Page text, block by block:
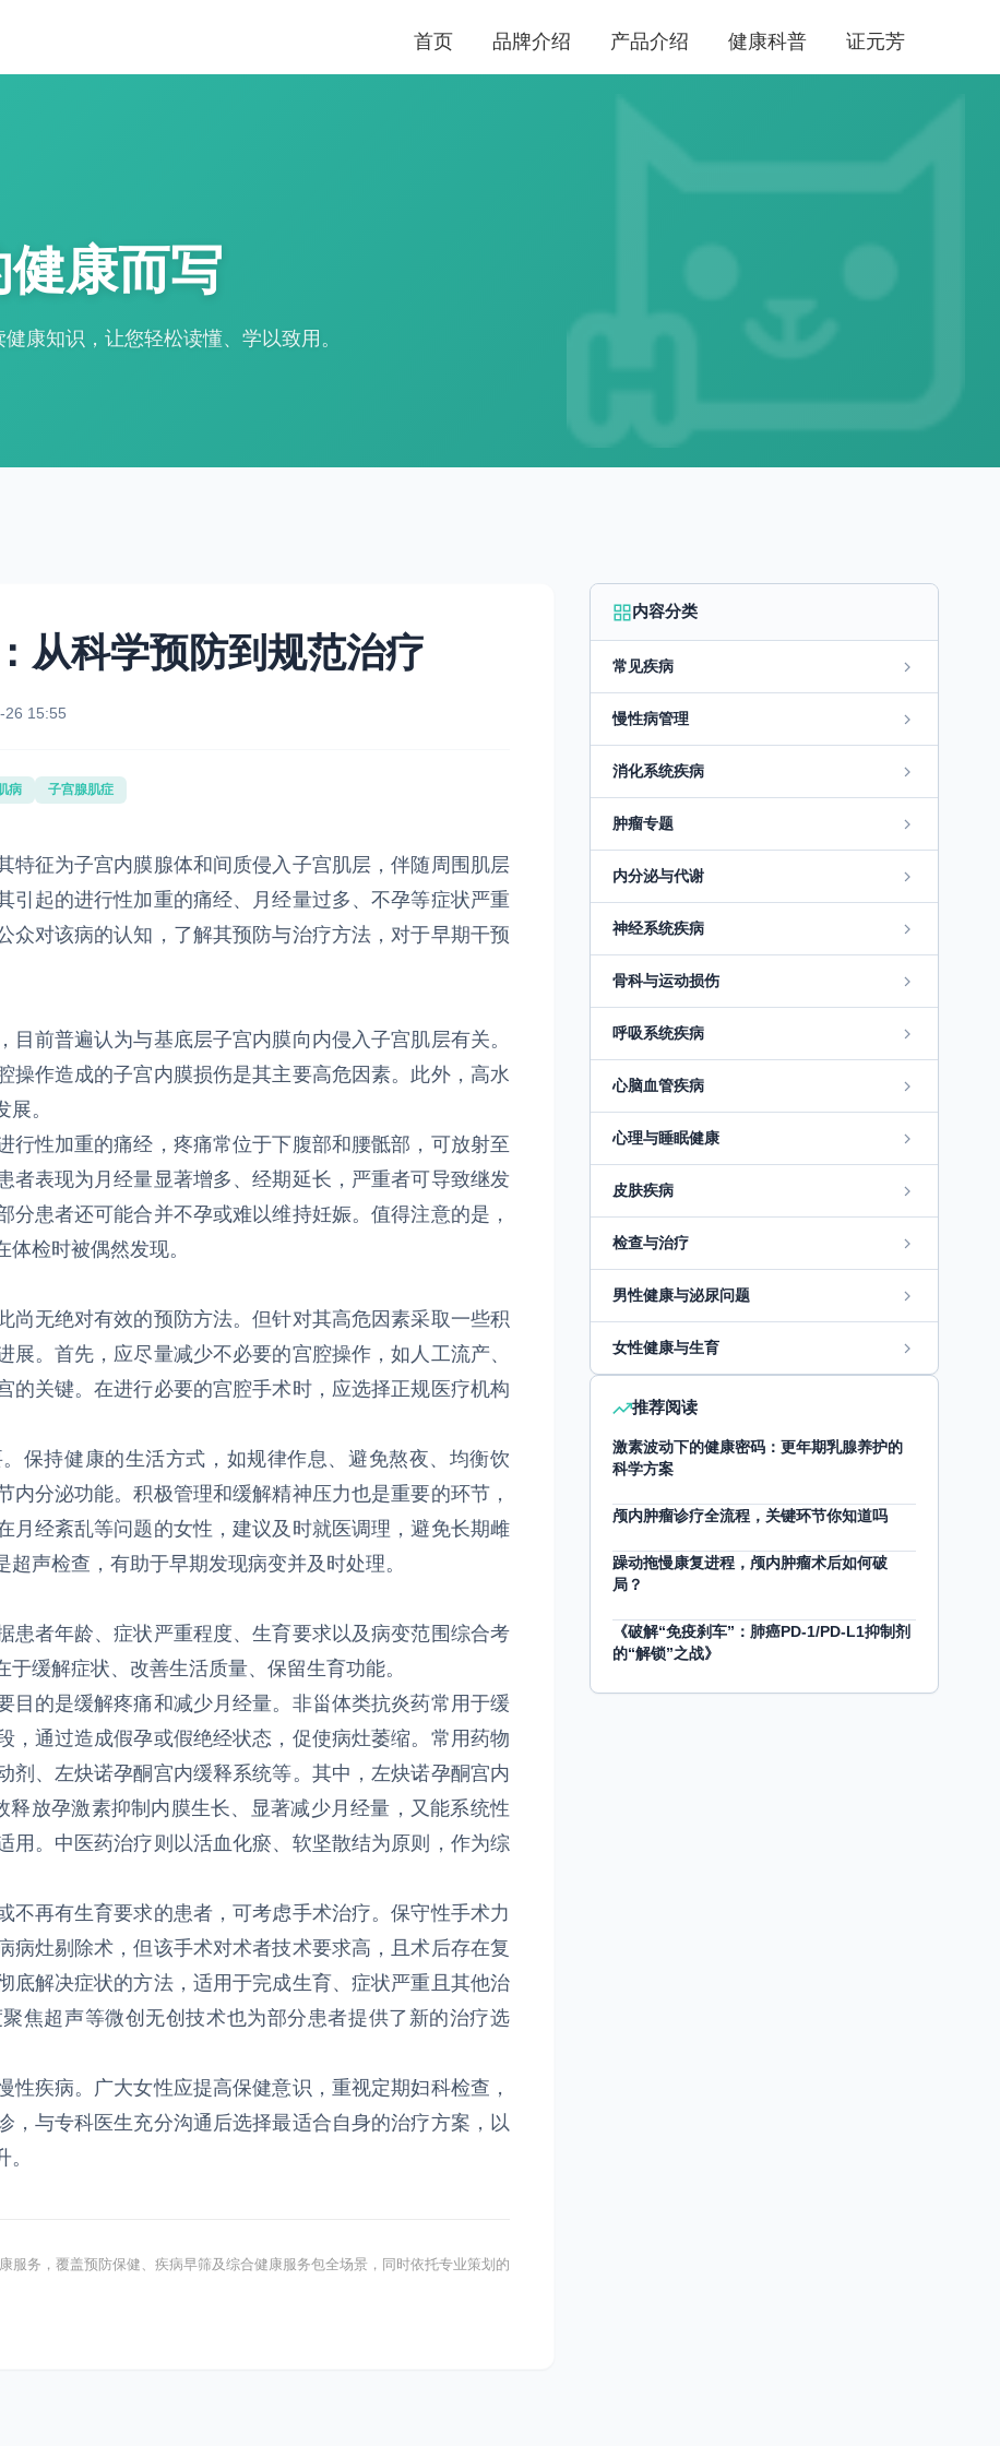
首页 品牌介绍 产品介绍 健康科普 证元芳
康而写
康知识，让您轻松读懂、学以致用。
从科学预防到规范治疗
26 15:55
病 子宫腺肌症
特征为子宫内膜腺体和间质侵入子宫肌层，伴随周围肌层
引起的进行性加重的痛经、月经量过多、不孕等症状严重
众对该病的认知，了解其预防与治疗方法，对于早期干预
前普遍认为与基底层子宫内膜向内侵入子宫肌层有关。
操作造成的子宫内膜损伤是其主要高危因素。此外，高水
。
行性加重的痛经，疼痛常位于下腹部和腰骶部，可放射至
者表现为月经量显著增多、经期延长，严重者可导致继发
患者还可能合并不孕或难以维持妊娠。值得注意的是，
检时被偶然发现。
尚无绝对有效的预防方法。但针对其高危因素采取一些积
。首先，应尽量减少不必要的宫腔操作，如人工流产、
的关键。在进行必要的宫腔手术时，应选择正规医疗机构
保持健康的生活方式，如规律作息、避免熬夜、均衡饮
分泌功能。积极管理和缓解精神压力也是重要的环节，
月经紊乱等问题的女性，建议及时就医调理，避免长期雌
声检查，有助于早期发现病变并及时处理。
患者年龄、症状严重程度、生育要求以及病变范围综合考
缓解症状、改善生活质量、保留生育功能。
目的是缓解疼痛和减少月经量。非甾体类抗炎药常用于缓
，通过造成假孕或假绝经状态，促使病灶萎缩。常用药物
剂、左炔诺孕酮宫内缓释系统等。其中，左炔诺孕酮宫内
释放孕激素抑制内膜生长、显著减少月经量，又能系统性
用。中医药治疗则以活血化瘀、软坚散结为原则，作为综
不再有生育要求的患者，可考虑手术治疗。保守性手术力
病灶剔除术，但该手术对术者技术要求高，且术后存在复
底解决症状的方法，适用于完成生育、症状严重且其他治
焦超声等微创无创技术也为部分患者提供了新的治疗选
疾病。广大女性应提高保健意识，重视定期妇科检查，
，与专科医生充分沟通后选择最适合自身的治疗方案，以
服务，覆盖预防保健、疾病早筛及综合健康服务包全场景，同时依托专业策划的
内容分类
常见疾病
慢性病管理
消化系统疾病
肿瘤专题
内分泌与代谢
神经系统疾病
骨科与运动损伤
呼吸系统疾病
心脑血管疾病
心理与睡眠健康
皮肤疾病
检查与治疗
男性健康与泌尿问题
女性健康与生育
推荐阅读
激素波动下的健康密码：更年期乳腺养护的
科学方案
颅内肿瘤诊疗全流程，关键环节你知道吗
躁动拖慢康复进程，颅内肿瘤术后如何破
局？
《破解“免疫刹车”：肺癌PD-1/PD-L1抑制剂
的“解锁”之战》